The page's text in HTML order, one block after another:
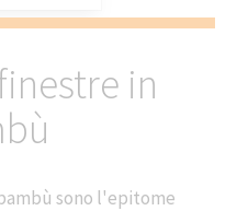
in
sono l'epitome